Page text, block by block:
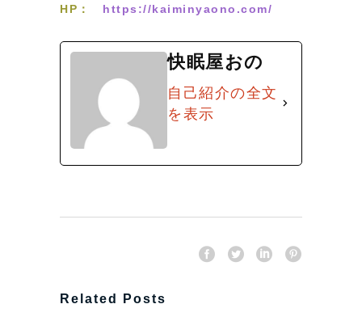
HP： https://kaiminyaono.com/
快眠屋おの
自己紹介の全文
を表示
Related Posts